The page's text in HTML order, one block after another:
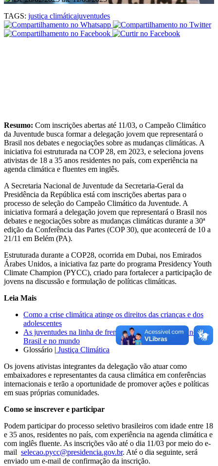
TAGS: justiça climáticajuventudes
Resumo: Com inscrições abertas até 11/03, o Campeão Climático
da Juventude busca formar a delegação jovem que representará o
Brasil nos debates e negociações sobre as mudanças climáticas. A
iniciativa foi estruturada na COP 28, em 2023, e seleciona jovens
ativistas de 18 a 35 anos residentes no país, com experiência na
agenda climática e fluentes em inglês.
A Secretaria Nacional de Juventude da Secretaria-Geral da
Presidência da República está com inscrições abertas para o
processo de seleção do Campeão Climático da Juventude. A
iniciativa formará a delegação jovem que representará o Brasil nos
debates e negociações sobre as mudanças climáticas durante a 30ª
edição da Conferência das Partes (COP 30), que acontecerá de 10 a
21/11 em Belém (PA).
Estruturada durante a COP28, ocorrida em Dubai, nos Emirados
Árabes Unidos, a iniciativa faz parte do programa Presidency Youth
Climate Champion (PYCC), criado para fortalecer a participação de
jovens na discussão e formulação de políticas climáticas.
Leia Mais
Como a crise climática atinge os direitos das crianças e dos
adolescentes
As juventudes na linha de frente pela justiça climática no
Brasil e no mundo
Glossário | Justiça Climática
Os jovens ativistas integrantes da delegação vão atuar como
embaixadores e representantes da causa climática em conferências
internacionais e terão a oportunidade de promover ações e políticas
em suas próprias comunidades.
Como se inscrever e participar
Podem participar do processo seletivo brasileiros com idade entre 18
e 35 anos, residentes no país, com experiência na agenda climática e
com inglês fluente. As inscrições vão até o dia 11/03 por meio do e-
mail selecao.pycc@presidencia.gov.br. Até o dia seguinte, será
enviado um e-mail de confirmação da inscrição.